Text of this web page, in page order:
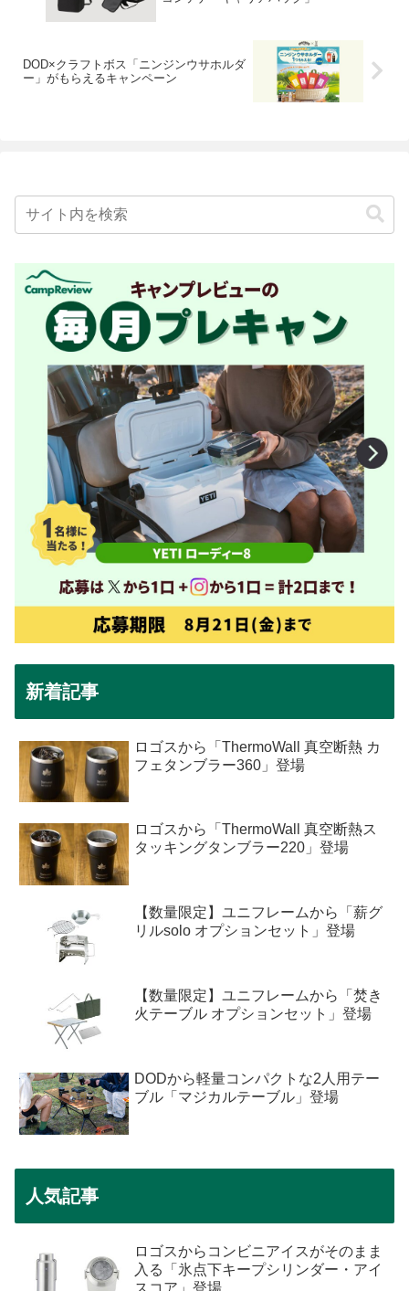
DOD×クラフトボス「ニンジンウサホルダ
ー」がもらえるキャンペーン
新着記事
ロゴスから「ThermoWall 真空断熱 カ
フェタンブラー360」登場
ロゴスから「ThermoWall 真空断熱ス
タッキングタンブラー220」登場
【数量限定】ユニフレームから「薪グ
リルsolo オプションセット」登場
【数量限定】ユニフレームから「焚き
火テーブル オプションセット」登場
DODから軽量コンパクトな2人用テー
ブル「マジカルテーブル」登場
人気記事
ロゴスからコンビニアイスがそのまま
入る「氷点下キープシリンダー・アイ